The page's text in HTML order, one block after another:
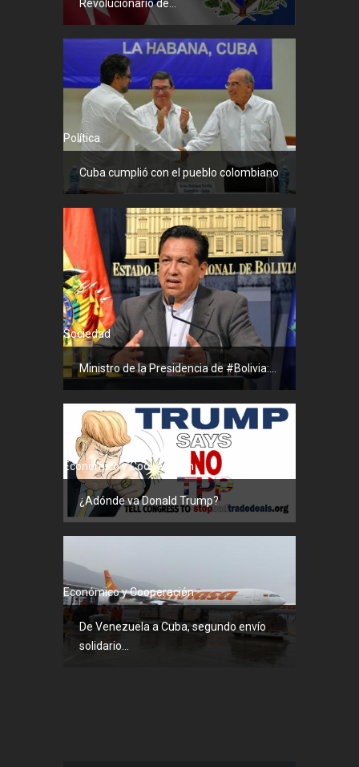
Revolucionario de...
Política
Cuba cumplió con el pueblo colombiano
Sociedad
Ministro de la Presidencia de #Bolivia:...
Económico y Cooperación
¿Adónde va Donald Trump?
Económico y Cooperación
De Venezuela a Cuba, segundo envío
solidario...